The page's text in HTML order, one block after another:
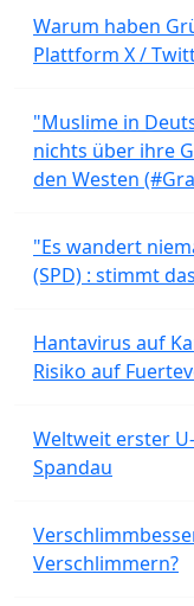
Warum haben
Plattform X /
"Muslime in
nichts über ihre
den Westen
"Es wandert
(SPD) : stimmt
Hantavirus auf
Risiko auf
Weltweit erster
Spandau
Verschlimmern?